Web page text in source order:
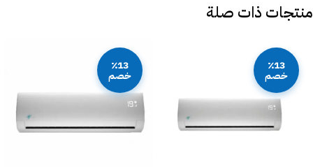
منتجات ذات صلة
٪13
خصم
٪13
خصم